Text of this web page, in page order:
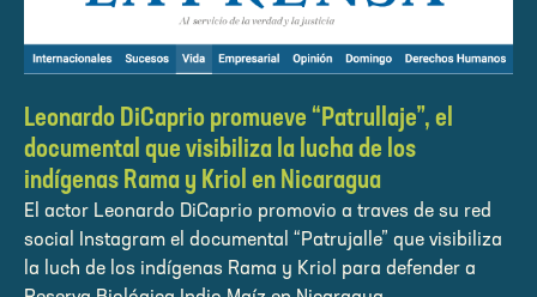
Leonardo DiCaprio promueve “Patrullaje”, el
documental que visibiliza la lucha de los
indígenas Rama y Kriol en Nicaragua
El actor Leonardo DiCaprio promovio a traves de su red
social Instagram el documental “Patrujalle” que visibiliza
la luch de los indígenas Rama y Kriol para defender a